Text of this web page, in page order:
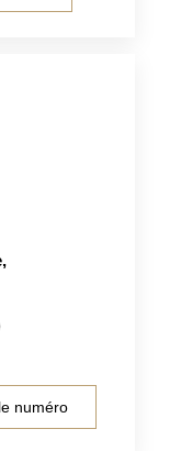
,
numéro